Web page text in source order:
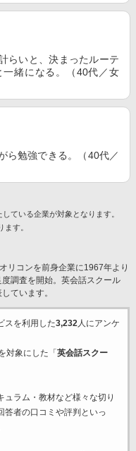
らいと、決まったルーテ
一緒になる。（40代／女
ら勉強できる。（40代／
ている企業が対象となります。
す。
リコンを前身企業に1967年より
調査を開始。英会話スクール
ています。
スを利用した3,232人にアンケ
対象にした「 英会話スクー
ラム・教材など様々な切り
答者の口コミや評判といっ